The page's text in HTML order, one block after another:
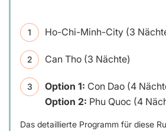
Ho-Chi-Minh-City (3
Can Tho (3 Nächte)
Option 1: Con Dao (4
Option 2: Phu Quoc (4
Das detaillierte Programm für diese